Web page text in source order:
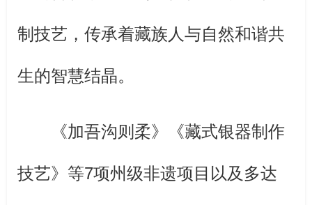
制技艺，传承着藏族人与自然和谐共
生的智慧结晶。
《加吾沟则柔》《藏式银器制作
技艺》等7项州级非遗项目以及多达